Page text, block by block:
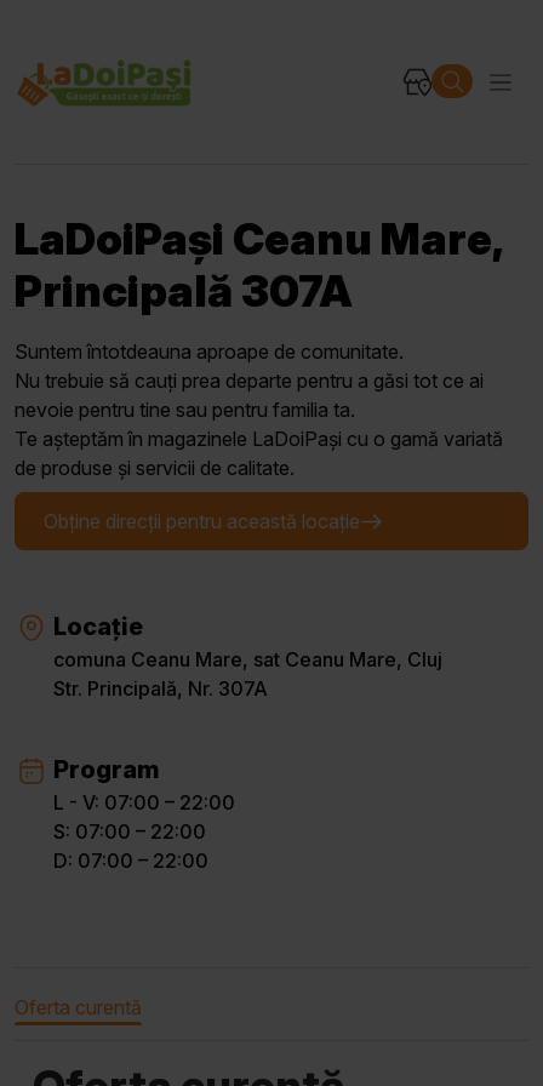
LaDoiPași Ceanu Mare,
Principală 307A
Suntem întotdeauna aproape de comunitate.
Nu trebuie să cauți prea departe pentru a găsi tot ce ai
nevoie pentru tine sau pentru familia ta.
Te așteptăm în magazinele LaDoiPași cu o gamă variată
de produse și servicii de calitate.
Obține direcții pentru această locație
Locație
comuna Ceanu Mare, sat Ceanu Mare, Cluj
Str. Principală, Nr. 307A
Program
L - V: 07:00 – 22:00
S: 07:00 – 22:00
D: 07:00 – 22:00
Oferta curentă